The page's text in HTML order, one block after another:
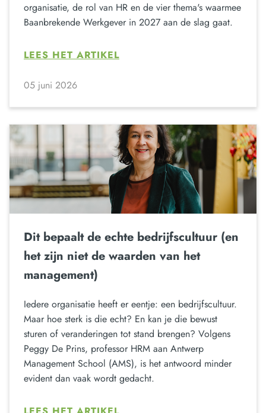
organisatie, de rol van HR en de vier thema's waarmee
Baanbrekende Werkgever in 2027 aan de slag gaat.
LEES HET ARTIKEL
05 juni 2026
Dit bepaalt de echte bedrijfscultuur (en
het zijn niet de waarden van het
management)
Iedere organisatie heeft er eentje: een bedrijfscultuur.
Maar hoe sterk is die echt? En kan je die bewust
sturen of veranderingen tot stand brengen? Volgens
Peggy De Prins, professor HRM aan Antwerp
Management School (AMS), is het antwoord minder
evident dan vaak wordt gedacht.